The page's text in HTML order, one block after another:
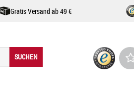
Gratis Versand ab 49 €
SUCHEN